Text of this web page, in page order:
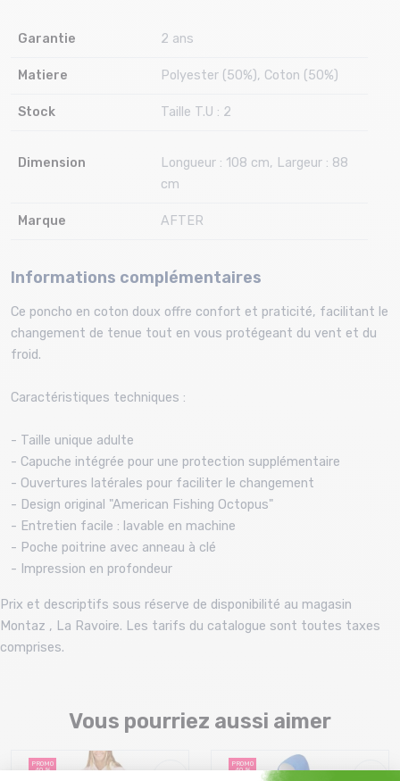
Garantie 2 ans
Matiere Polyester (50%), Coton (50%)
Stock Taille T.U : 2
Dimension
Longueur : 108 cm, Largeur : 88
cm
Marque AFTER
Informations complémentaires
Ce poncho en coton doux offre confort et praticité, facilitant le
changement de tenue tout en vous protégeant du vent et du
froid.
Caractéristiques techniques :
- Taille unique adulte
- Capuche intégrée pour une protection supplémentaire
- Ouvertures latérales pour faciliter le changement
- Design original "American Fishing Octopus"
- Entretien facile : lavable en machine
- Poche poitrine avec anneau à clé
- Impression en profondeur
Prix et descriptifs sous réserve de disponibilité au magasin
Montaz , La Ravoire. Les tarifs du catalogue sont toutes taxes
comprises.
Vous pourriez aussi aimer
PROMO
40 %
PROMO
40 %